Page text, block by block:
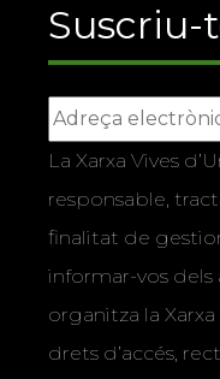
Suscriu-
La Xarxa Vives
responsable,
finalitat de
informar-vos dels
organitza la
drets d’accés,